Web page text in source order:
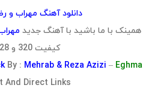
دانلود آهنگ مهراب و
همینک با ما باشید با آهنگ جدید
کیفیت 320 و 128 MP3
By : Mehrab & Reza Azizi – Eghma
And Direct Links